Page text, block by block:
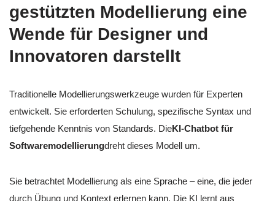
gestützten Modellierung eine
Wende für Designer und
Innovatoren darstellt
Traditionelle Modellierungswerkzeuge wurden für Experten
entwickelt. Sie erforderten Schulung, spezifische Syntax und
tiefgehende Kenntnis von Standards. DieKI-Chatbot für
Softwaremodellierungdreht dieses Modell um.
Sie betrachtet Modellierung als eine Sprache – eine, die jeder
durch Übung und Kontext erlernen kann. Die KI lernt aus